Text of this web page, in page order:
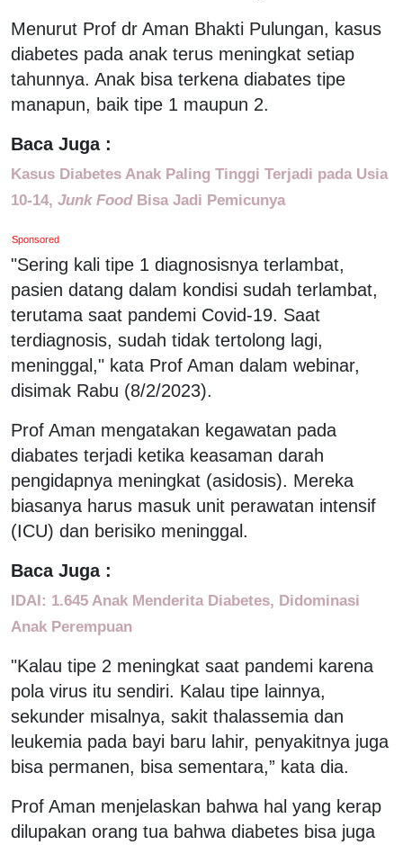
Menurut Prof dr Aman Bhakti Pulungan, kasus
diabetes pada anak terus meningkat setiap
tahunnya. Anak bisa terkena diabates tipe
manapun, baik tipe 1 maupun 2.
Baca Juga :
Kasus Diabetes Anak Paling Tinggi Terjadi pada Usia
10-14, Junk FoodBisa Jadi Pemicunya
Sponsored
"Sering kali tipe 1 diagnosisnya terlambat,
pasien datang dalam kondisi sudah terlambat,
terutama saat pandemi Covid-19. Saat
terdiagnosis, sudah tidak tertolong lagi,
meninggal," kata Prof Aman dalam webinar,
disimak Rabu (8/2/2023).
Prof Aman mengatakan kegawatan pada
diabates terjadi ketika keasaman darah
pengidapnya meningkat (asidosis). Mereka
biasanya harus masuk unit perawatan intensif
(ICU) dan berisiko meninggal.
Baca Juga :
IDAI: 1.645 Anak Menderita Diabetes, Didominasi
Anak Perempuan
"Kalau tipe 2 meningkat saat pandemi karena
pola virus itu sendiri. Kalau tipe lainnya,
sekunder misalnya, sakit thalassemia dan
leukemia pada bayi baru lahir, penyakitnya juga
bisa permanen, bisa sementara,” kata dia.
Prof Aman menjelaskan bahwa hal yang kerap
dilupakan orang tua bahwa diabetes bisa juga